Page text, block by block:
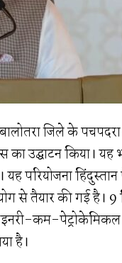
बालोतरा जिले के
उद्घाटन किया। यह
परियोजना हिंदुस्तान
से तैयार की गई है। 9
कम-
है।